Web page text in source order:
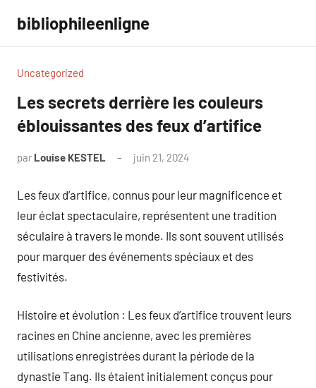
contenu
bibliophileenligne
Uncategorized
Les secrets derrière les couleurs
éblouissantes des feux d’artifice
par Louise KESTEL juin 21, 2024
Les feux d’artifice, connus pour leur magnificence et
leur éclat spectaculaire, représentent une tradition
séculaire à travers le monde. Ils sont souvent utilisés
pour marquer des événements spéciaux et des
festivités.
Histoire et évolution : Les feux d’artifice trouvent leurs
racines en Chine ancienne, avec les premières
utilisations enregistrées durant la période de la
dynastie Tang. Ils étaient initialement conçus pour